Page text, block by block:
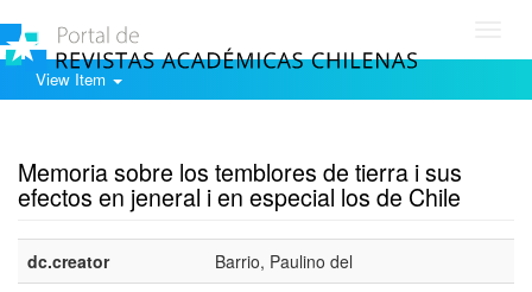
View Item
Memoria sobre los temblores de tierra i sus
efectos en jeneral i en especial los de Chile
dc.creator
Barrio, Paulino del